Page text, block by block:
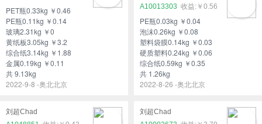
PET瓶0.33kg ￥0.46
PE瓶0.11kg ￥0.14
玻璃2.31kg ￥0
黄纸板3.05kg ￥3.2
综合纸3.14kg ￥1.88
金属0.19kg ￥0.11
共 9.13kg
2022-9-8 -奥北北京
A10013303
￥0.56
PE瓶0.03kg ￥0.04
泡沫0.26kg ￥0.08
塑料袋膜0.14kg ￥0.03
硬质塑料0.24kg ￥0.06
综合纸0.59kg ￥0.35
共 1.26kg
2022-8-26 -奥北北京
刘超Chad
刘超Chad